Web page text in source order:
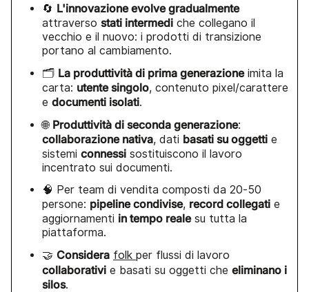
🔄 L'innovazione evolve gradualmente
attraverso stati intermedi che collegano il
vecchio e il nuovo: i prodotti di transizione
portano al cambiamento.
🗂️ La produttività di prima generazioneimita la
carta: utente singolo, contenuto pixel/carattere
e documenti isolati.
🌐 Produttività di seconda generazione:
collaborazione nativa, dati basati su oggetti e
sistemi connessi sostituiscono il lavoro
incentrato sui documenti.
🧠 Per team di vendita composti da 20-50
persone: pipeline condivise, record collegati e
aggiornamenti in tempo realesu tutta la
piattaforma.
🤝 Considera folk per flussi di lavoro
collaborativi e basati su oggetti che eliminano i
silos.